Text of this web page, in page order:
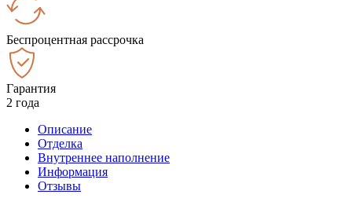
Беспроцентная рассрочка
Гарантия
2 года
Описание
Отделка
Внутреннее наполнение
Информация
Отзывы